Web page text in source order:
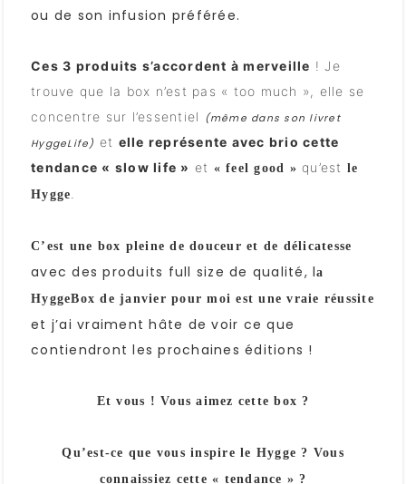
ou de son infusion préférée.
Ces 3 produits s’accordent à merveille ! Je
trouve que la box n’est pas « too much », elle se
concentre sur l’essentiel (même dans son livret
HyggeLife) et elle représente avec brio cette
tendance « slow life » et « feel good » qu’est le
Hygge
C’est une box pleine de douceur et de délicatesse
avec des produits full size de qualité, la
HyggeBox de janvier pour moi est une vraie réussite
et j’ai vraiment hâte de voir ce que
contiendront les prochaines éditions !
Et vous ! Vous aimez cette box ?
Qu’est-ce que vous inspire le Hygge ? Vous
connaissiez cette « tendance » ?